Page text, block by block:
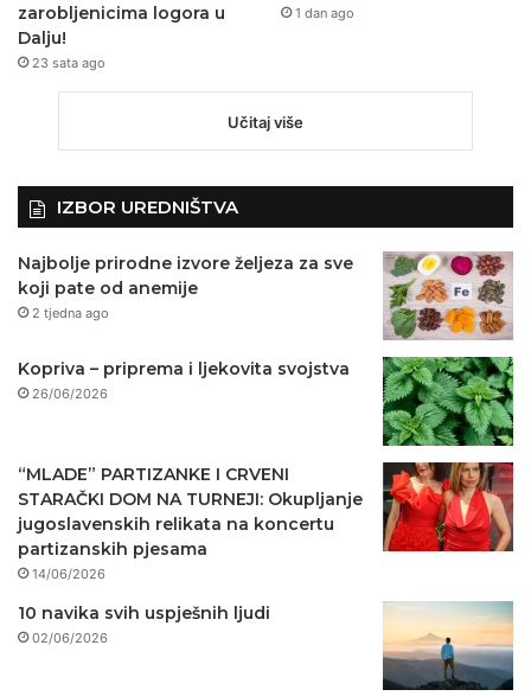
zarobljenicima logora u
Dalju!
23 sata ago
1 dan ago
Učitaj više
IZBOR UREDNIŠTVA
Najbolje prirodne izvore željeza za sve
koji pate od anemije
2 tjedna ago
Kopriva – priprema i ljekovita svojstva
26/06/2026
“MLADE” PARTIZANKE I CRVENI
STARAČKI DOM NA TURNEJI: Okupljanje
jugoslavenskih relikata na koncertu
partizanskih pjesama
14/06/2026
10 navika svih uspješnih ljudi
02/06/2026